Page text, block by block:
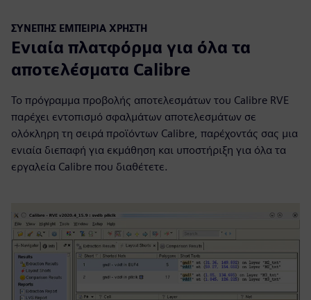
ΣΥΝΕΠΉΣ ΕΜΠΕΙΡΊΑ ΧΡΉΣΤΗ
Ενιαία πλατφόρμα για όλα τα
αποτελέσματα Calibre
Το πρόγραμμα προβολής αποτελεσμάτων του Calibre RVE
παρέχει εντοπισμό σφαλμάτων αποτελεσμάτων σε
ολόκληρη τη σειρά προϊόντων Calibre, παρέχοντάς σας μια
ενιαία διεπαφή για εκμάθηση και υποστήριξη για όλα τα
εργαλεία Calibre που διαθέτετε.